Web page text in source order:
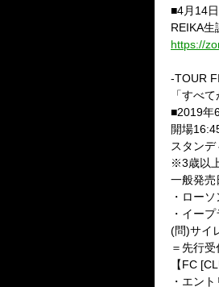
■4月14
REIKA生
https://
-TOUR
「すべ
■2019年
開場
スタンデ
※3歳以
一般発
・ロー
・イープ
(問)サイ
＝先行受
【FC
・エン